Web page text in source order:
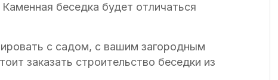
беседка будет отличаться
с садом, с вашим загородным
заказать строительство беседки из